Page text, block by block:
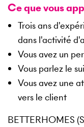
Ce que vous
Trois ans
dans l'activité
Vous avez un
Vous parlez le
Vous avez une
vers le client
BETTERHOMES